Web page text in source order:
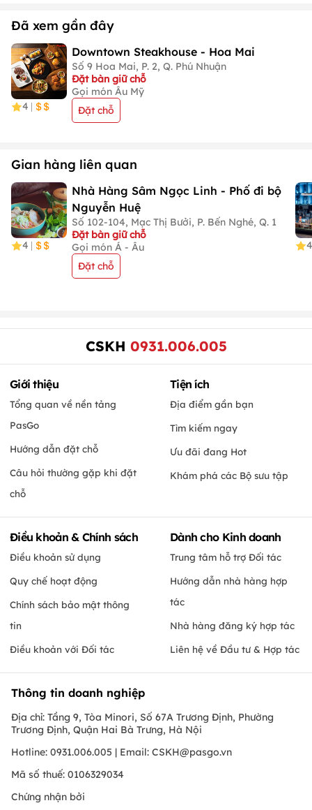
Đã xem gần đây
4 |
Downtown Steakhouse - Hoa Mai
Số 9 Hoa Mai, P. 2, Q. Phú Nhuận
Đặt bàn giữ chỗ
Gọi món Âu Mỹ
Đặt chỗ
Gian hàng liên quan
4 |
Nhà Hàng Sâm Ngọc Linh - Phố đi bộ
Nguyễn Huệ
Số 102-104, Mạc Thị Bưởi, P. Bến Nghé, Q. 1
Đặt bàn giữ chỗ
Gọi món Á - Âu
Đặt chỗ
4
CSKH 0931.006.005
Giới thiệu
Tổng quan về nền tảng
PasGo
Hướng dẫn đặt chỗ
Câu hỏi thường gặp khi đặt
chỗ
Tiện ích
Địa điểm gần bạn
Tìm kiếm ngay
Ưu đãi đang Hot
Khám phá các Bộ sưu tập
Điều khoản & Chính sách
Điều khoản sử dụng
Quy chế hoạt động
Chính sách bảo mật thông
tin
Điều khoản với Đối tác
Dành cho Kinh doanh
Trung tâm hỗ trợ Đối tác
Hướng dẫn nhà hàng hợp
tác
Nhà hàng đăng ký hợp tác
Liên hệ về Đầu tư & Hợp tác
Thông tin doanh nghiệp
Địa chỉ: Tầng 9, Tòa Minori, Số 67A Trương Định, Phường
Trương Định, Quận Hai Bà Trưng, Hà Nội
Hotline: 0931.006.005 | Email: CSKH@pasgo.vn
Mã số thuế: 0106329034
Chứng nhận bởi